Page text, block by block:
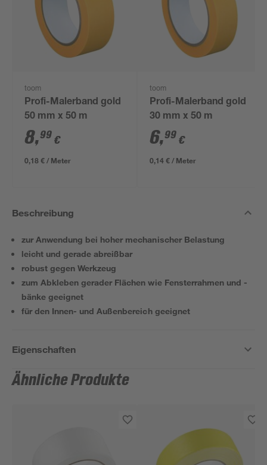
toom
Profi-Malerband gold
50 mm x 50 m
8,99 €
0,18 € / Meter
toom
Profi-Malerband gold
30 mm x 50 m
6,99 €
0,14 € / Meter
Beschreibung
zur Anwendung bei hoher mechanischer Belastung
leicht und gerade abreißbar
robust gegen Werkzeug
zum Abkleben gerader Flächen wie Fensterrahmen und -
bänke geeignet
für den Innen- und Außenbereich geeignet
Eigenschaften
Ähnliche Produkte